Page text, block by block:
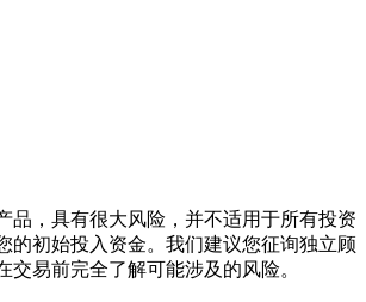
品，具有很大风险，并不适用于所有投资
的初始投入资金。我们建议您征询独立顾
交易前完全了解可能涉及的风险。